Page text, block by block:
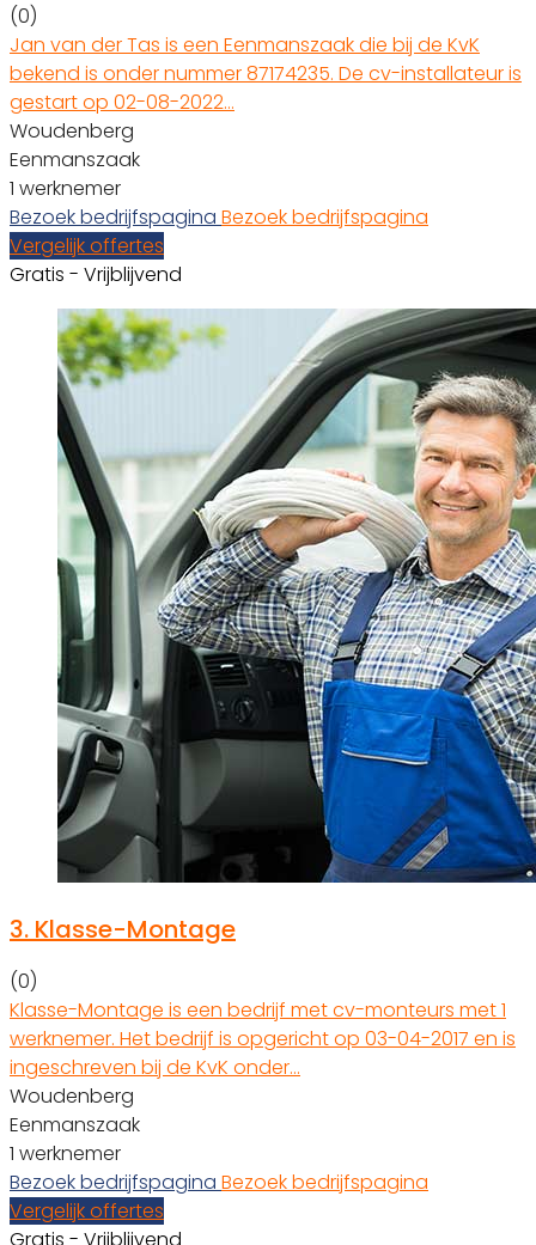
(0)
Jan van der Tas is een Eenmanszaak die bij de KvK
bekend is onder nummer 87174235. De cv-installateur is
gestart op 02-08-2022…
Woudenberg
Eenmanszaak
1 werknemer
Bezoek bedrijfspagina Bezoek bedrijfspagina
Vergelijk offertes
Gratis - Vrijblijvend
3. Klasse-Montage
(0)
Klasse-Montage is een bedrijf met cv-monteurs met 1
werknemer. Het bedrijf is opgericht op 03-04-2017 en is
ingeschreven bij de KvK onder…
Woudenberg
Eenmanszaak
1 werknemer
Bezoek bedrijfspagina Bezoek bedrijfspagina
Vergelijk offertes
Gratis - Vrijblijvend